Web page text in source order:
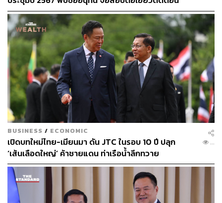
ฉะเชิงเทรา
ชลบุรี
ระยอง
จันทบุรี
ตราด
กาญจนบุรี
สุพรรณบุรี
นครปฐม
สมุทรสาคร
สมุทรสงคราม
ราชบุรี
ประจวบคีรีขันธ์
ชุมพร
ระนอง
สุราษฎร์ธานี
กระบี่
นครศรีธรรมราช
ม.บูรพา หรือไม่
BUSINESS / ECONOMIC
เปิดบทใหม่ไทย-เมียนมา ดัน JTC ในรอบ 10 ปี ปลุก
‘เส้นเลือดใหญ่’ ค้าชายแดน ท่าเรือน้ำลึกทวาย
...